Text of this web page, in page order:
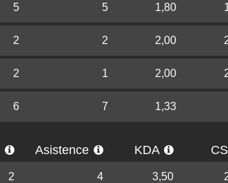
5 5 1,80
2 2 2,00
2 1 2,00
6 7 1,33
Asistence KDA
2 4 3,50